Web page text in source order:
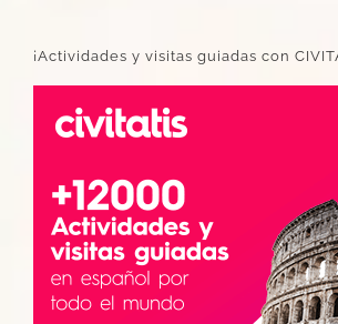
¡Actividades y visitas guiadas con